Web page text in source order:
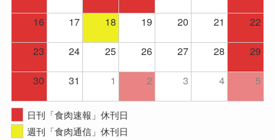
16
17 18 19 20 21
22
23
24 25 26 27 28
29
30
31 1 2 3 4 5
日刊「食肉速報」休刊日
週刊「食肉通信」休刊日